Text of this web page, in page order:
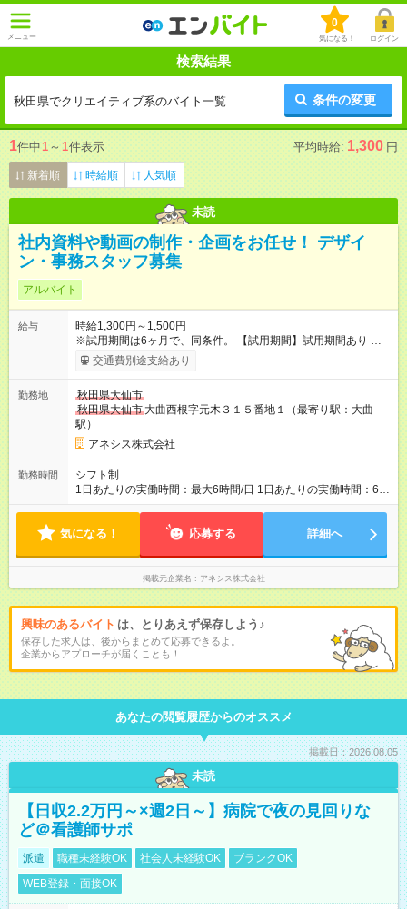
メニュー
0
気になる！ ログイン
検索結果
秋田県でクリエイティブ系のバイト一覧 条件の変更
1件中1 ～ 1件表示 平均時給: 1,300 円
新着順 時給順 人気順
未読
社内資料や動画の制作・企画をお任せ！ デザイ
ン・事務スタッフ募集
アルバイト
給与
時給1,300円～1,500円
※試用期間は6ヶ月で、同条件。 【試用期間】試用期間あり 試用
期間の長さ：6ヶ月 雇用形態、給与は本採用時と同じです。
交通費別途支給あり
勤務地
秋田県大仙市
秋田県大仙市 大曲西根字元木３１５番地１（最寄り駅：大曲
駅）
アネシス株式会社
勤務時間
シフト制
1日あたりの実働時間：最大6時間/日 1日あたりの実働時間：6時
間 週2-3日程度の6時間勤務（土日出勤可能な方）
気になる！ 応募する 詳細へ
掲載元企業名 アネシス株式会社
興味のあるバイト は、とりあえず保存しよう♪
保存した求人は、後からまとめて応募できるよ。
企業からアプローチが届くことも！
あなたの閲覧履歴からのオススメ
掲載日：2026.08.05
未読
【日収2.2万円～×週2日～】病院で夜の見回りな
ど＠看護師サポ
派遣 職種未経験OK 社会人未経験OK
ブランクOK
WEB登録・面接OK